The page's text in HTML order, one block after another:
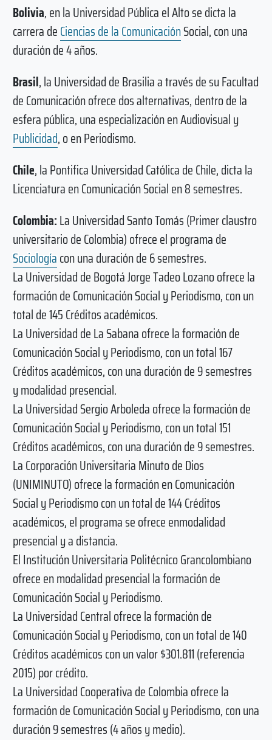
Bolivia, en la Universidad Pública el Alto se dicta la
carrera deCiencias de la ComunicaciónSocial, con una
duración de 4 años.
Brasil, la Universidad de Brasilia a través de su Facultad
de Comunicación ofrece dos alternativas, dentro de la
esfera pública, una especialización en Audiovisual y
Publicidad, o en Periodismo.
Chile, la Pontifica Universidad Católica de Chile, dicta la
Licenciatura en Comunicación Social en 8 semestres.
Colombia:La Universidad Santo Tomás (Primer claustro
universitario de Colombia) ofrece el programa de
Sociologíacon una duración de 6 semestres.
La Universidad de Bogotá Jorge Tadeo Lozano ofrece la
formación de Comunicación Social y Periodismo, con un
total de 145 Créditos académicos.
La Universidad de La Sabana ofrece la formación de
Comunicación Social y Periodismo, con un total 167
Créditos académicos, con una duración de 9 semestres
y modalidad presencial.
La Universidad Sergio Arboleda ofrece la formación de
Comunicación Social y Periodismo, con un total 151
Créditos académicos, con una duración de 9 semestres.
La Corporación Universitaria Minuto de Dios
(UNIMINUTO) ofrece la formación en Comunicación
Social y Periodismo con un total de 144 Créditos
académicos, el programa se ofrece enmodalidad
presencial y a distancia.
El Institución Universitaria Politécnico Grancolombiano
ofrece en modalidad presencial la formación de
Comunicación Social y Periodismo.
La Universidad Central ofrece la formación de
Comunicación Social y Periodismo, con un total de 140
Créditos académicos con un valor $301.811 (referencia
2015) por crédito.
La Universidad Cooperativa de Colombia ofrece la
formación de Comunicación Social y Periodismo, con una
duración 9 semestres (4 años y medio).